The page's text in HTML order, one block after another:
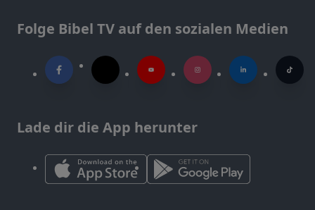
Folge Bibel TV auf den sozialen Medien
Lade dir die App herunter